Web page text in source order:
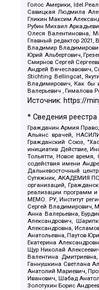
Голос Америки,
Савицкая Людмила
Гликин Максим
Рубин Михаил
Олеся Валентиновна,
Главный редактор
Владимир
Юрий Альбертович,
Смирнов Сергей
Андрей Вячеславович,
Stichting Bellingcat,
Владимирович, Как бы
Валерьевич , Гималова
Источник: https://
* Сведения
Альянс врачей,
Гражданский Союз,
инициатив Действие,
Тольятти, Новое время,
содействия имени
Дальневосточный
Сутяжник, АКАДЕМИЯ ПО
организаций,
реализации программ и
МЕМО. РУ, Институт
Сергей Владимирович,
Анна Валерьевна,
Александрович,
Александровна,
Анатольевна, Паутов
Екатерина
Щур Николай
Валентина
Ганнушкина Светлана
Анатолий Мариевич,
Иванович, Шабад
Золотухин Борис